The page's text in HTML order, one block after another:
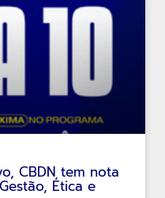
CBDN tem nota
Ética e